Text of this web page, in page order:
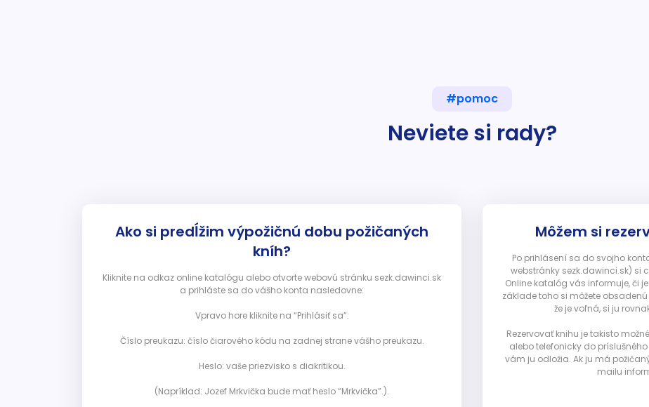
#pomoc
Neviete si rady?
Ako si predĺžim výpožičnú dobu požičaných
kníh?
Kliknite na odkaz online katalógu alebo otvorte webovú stránku sezk.dawinci.sk
a prihláste sa do vášho konta nasledovne:
Vpravo hore kliknite na “Prihlásiť sa”:
Číslo preukazu: číslo čiarového kódu na zadnej strane vášho preukazu.
Heslo: vaše priezvisko s diakritikou.
(Napríklad: Jozef Mrkvička bude mať heslo “Mrkvička”.).
Môžem si
Po prihlásení sa do svojho
webstránky sezk.dawinci.sk) si
Online katalóg vás informuje, či
základe toho si môžete
že je voľná, si ju
Rezervovať knihu je takisto
alebo telefonicky do
vám ju odložia. Ak ju má
mailu